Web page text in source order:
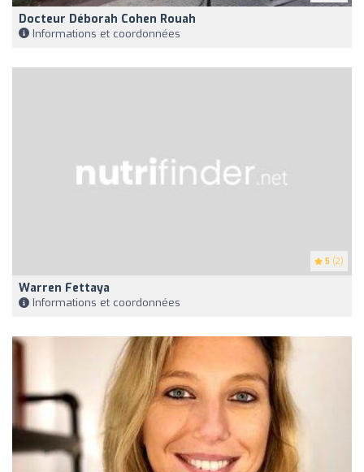
Docteur Déborah Cohen Rouah
Informations et coordonnées
5 (2)
Warren Fettaya
Informations et coordonnées